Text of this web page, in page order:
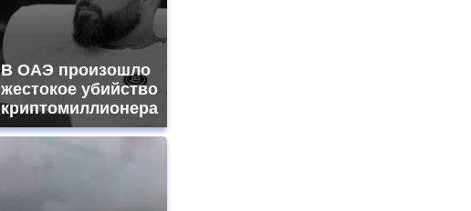
В ОАЭ произошло
жестокое убийство
криптомиллионера